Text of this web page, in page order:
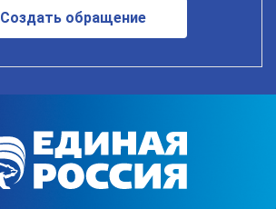
Создать обращение